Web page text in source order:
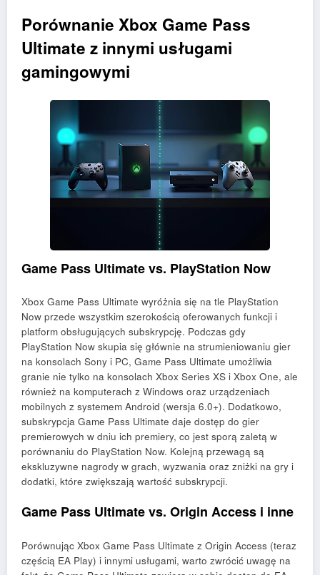
Porównanie Xbox Game Pass
Ultimate z innymi usługami
gamingowymi
Game Pass Ultimate vs. PlayStation Now
Xbox Game Pass Ultimate wyróżnia się na tle PlayStation
Now przede wszystkim szerokością oferowanych funkcji i
platform obsługujących subskrypcję. Podczas gdy
PlayStation Now skupia się głównie na strumieniowaniu gier
na konsolach Sony i PC, Game Pass Ultimate umożliwia
granie nie tylko na konsolach Xbox Series XS i Xbox One, ale
również na komputerach z Windows oraz urządzeniach
mobilnych z systemem Android (wersja 6.0+). Dodatkowo,
subskrypcja Game Pass Ultimate daje dostęp do gier
premierowych w dniu ich premiery, co jest sporą zaletą w
porównaniu do PlayStation Now. Kolejną przewagą są
ekskluzywne nagrody w grach, wyzwania oraz zniżki na gry i
dodatki, które zwiększają wartość subskrypcji.
Game Pass Ultimate vs. Origin Access i inne
Porównując Xbox Game Pass Ultimate z Origin Access (teraz
częścią EA Play) i innymi usługami, warto zwrócić uwagę na